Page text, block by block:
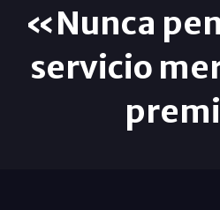
«Nunca
servicio